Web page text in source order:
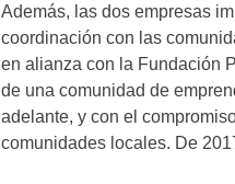
Además, las dos empresas
coordinación con las
en alianza con la Fundación
de una comunidad de
adelante, y con el
comunidades locales. De